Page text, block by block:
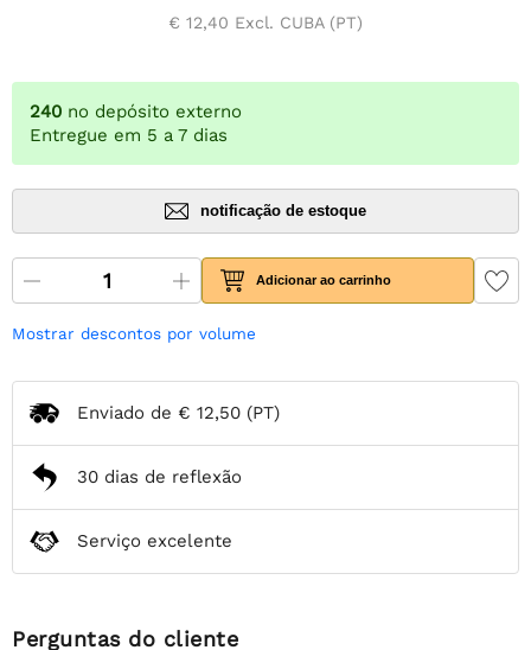
€ 12,40 Excl. CUBA (PT)
240 no depósito externo
Entregue em 5 a 7 dias
notificação de estoque
Adicionar ao carrinho
Mostrar descontos por volume
Enviado de € 12,50 (PT)
30 dias de reflexão
Serviço excelente
Perguntas do cliente